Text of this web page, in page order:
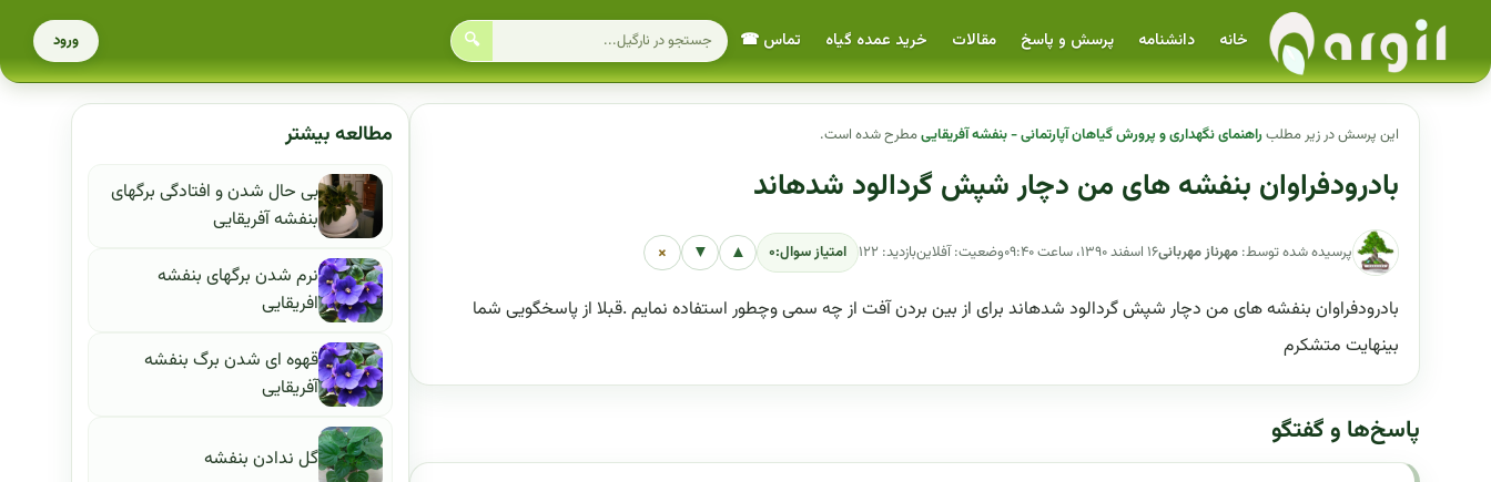
خانه دانشنامه پرسش و پاسخ مقالات خرید عمده گیاه تماس ☎ 🔍 ورود
این پرسش در زیر مطلبراهنمای نگهداری و پرورش گیاهان آپارتمانی - بنفشه آفریقاییمطرح شده است.
بادرودفراوان بنفشه های من دچار شپش گردالود شدهاند
پرسیده شده توسط: مهرناز مهربانی۱۶ اسفند ۱۳۹۰، ساعت ۰۹:۴۰ وضعیت: آفلاینبازدید: ۱۲۲ امتیاز سوال:۰ ▲
▼
×
بادرودفراوان بنفشه های من دچار شپش گردالود شدهاند برای از بین بردن آفت از چه سمی وچطور استفاده نمایم .قبلا از پاسخگویی شما
بینهایت متشکرم
پاسخ‌ها و گفتگو
مطالعه بیشتر
بی حال شدن و افتادگی برگهای
بنفشه آفریقایی
نرم شدن برگهای بنفشه
افریقایی
قهوه ای شدن برگ بنفشه
آفریقایی
گل ندادن بنفشه